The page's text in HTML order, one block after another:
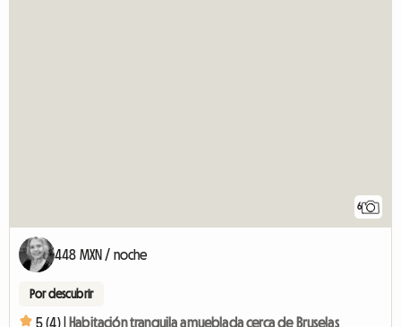
6
448 MXN / noche
Por descubrir
5 (4) | Habitación tranquila amueblada cerca de Bruselas